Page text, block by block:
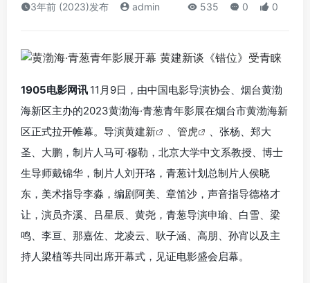
3年前 (2023)发布 admin 535 0 0
1905电影网讯 11月9日，由中国电影导演协会、烟台黄渤
海新区主办的2023黄渤海·青葱青年影展在烟台市黄渤海新
区正式拉开帷幕。导演黄建新 管虎
、张杨、郑大
圣、大鹏，制片人马可·穆勒，北京大学中文系教授、博士
生导师戴锦华，制片人刘开珞，青葱计划总制片人侯晓
东，美术指导李淼，编剧阿美、章笛沙，声音指导德格才
让，演员齐溪、吕星辰、黄尧，青葱导演申瑜、白雪、梁
鸣、李亘、那嘉佐、龙凌云、耿子涵、高朋、孙宵以及主
持人梁植等共同出席开幕式，见证电影盛会启幕。